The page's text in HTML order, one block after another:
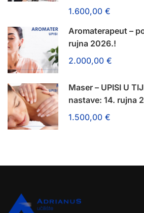
1.600,00 €
Aromaterapeut –
rujna 2026.!
2.000,00 €
Maser – UPISI U
nastave: 14. rujna
1.500,00 €